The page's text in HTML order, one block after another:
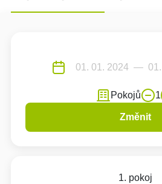
Pokojů 1
Změnit
1. pokoj